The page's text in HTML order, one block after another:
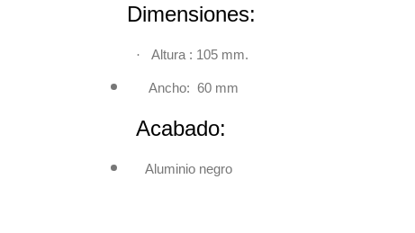
Dimensiones:
· Altura : 105 mm.
Ancho: 60 mm
Acabado:
Aluminio negro